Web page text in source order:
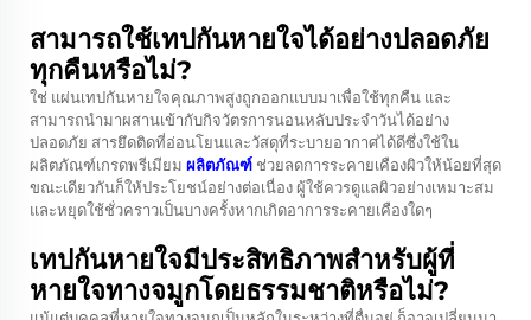
สามารถใช้เทปกันหายใจได้อย่างปลอดภัย
ทุกคืนหรือไม่?
ใช่ แผ่นเทปกันหายใจคุณภาพสูงถูกออกแบบมาเพื่อใช้ทุกคืน และ
สามารถนำมาผสานเข้ากับกิจวัตรการนอนหลับประจำวันได้อย่าง
ปลอดภัย สารยึดติดที่อ่อนโยนและวัสดุที่ระบายอากาศได้ดีซึ่งใช้ใน
ผลิตภัณฑ์เกรดพรีเมียม ผลิตภัณฑ์ ช่วยลดการระคายเคืองผิวให้น้อยที่สุด
ขณะเดียวกันก็ให้ประโยชน์อย่างต่อเนื่อง ผู้ใช้ควรดูแลผิวอย่างเหมาะสม
และหยุดใช้ชั่วคราวเป็นบางครั้งหากเกิดอาการระคายเคืองใดๆ
เทปกันหายใจมีประสิทธิภาพสำหรับผู้ที่
หายใจทางจมูกโดยธรรมชาติหรือไม่?